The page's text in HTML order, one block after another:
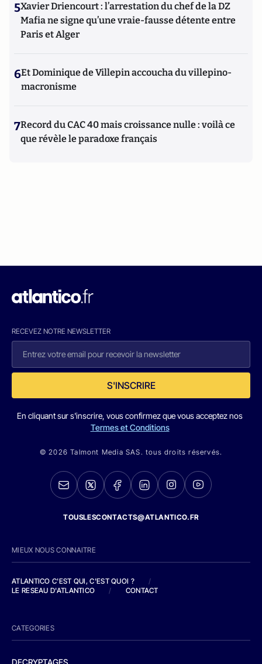
5Xavier Driencourt : l’arrestation du chef de la DZ
Mafia ne signe qu’une vraie-fausse détente entre
Paris et Alger
6Et Dominique de Villepin accoucha du villepino-
macronisme
7Record du CAC 40 mais croissance nulle : voilà ce
que révèle le paradoxe français
RECEVEZ NOTRE NEWSLETTER
S'INSCRIRE
En cliquant sur s'inscrire, vous confirmez que vous acceptez nos
Termes et Conditions
© 2026 Talmont Media SAS. tous droits réservés.
TOUSLESCONTACTS@ATLANTICO.FR
MIEUX NOUS CONNAITRE
ATLANTICO C'EST QUI, C'EST QUOI ?
/
LE RESEAU D'ATLANTICO
/ CONTACT
CATEGORIES
DECRYPTAGES